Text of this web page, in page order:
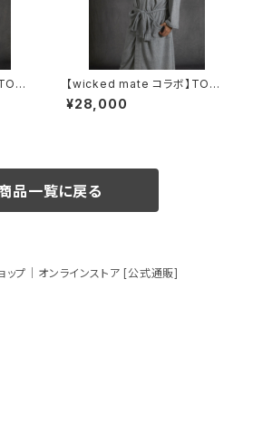
【wicked mate コラボ】TOW
EL GOWN / gray
¥28,000
品一覧に戻る
プ｜オンラインストア [公式通販]